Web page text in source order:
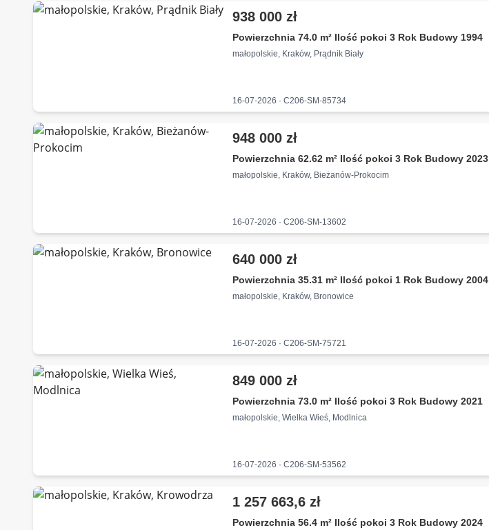
938 000 zł
Powierzchnia 74.0 m² Ilość pokoi 3 Rok Budowy 1994
małopolskie, Kraków, Prądnik Biały
16-07-2026 · C206-SM-85734
948 000 zł
Powierzchnia 62.62 m² Ilość pokoi 3 Rok Budowy 2023
małopolskie, Kraków, Bieżanów-Prokocim
16-07-2026 · C206-SM-13602
640 000 zł
Powierzchnia 35.31 m² Ilość pokoi 1 Rok Budowy 2004
małopolskie, Kraków, Bronowice
16-07-2026 · C206-SM-75721
849 000 zł
Powierzchnia 73.0 m² Ilość pokoi 3 Rok Budowy 2021
małopolskie, Wielka Wieś, Modlnica
16-07-2026 · C206-SM-53562
1 257 663,6 zł
Powierzchnia 56.4 m² Ilość pokoi 3 Rok Budowy 2024